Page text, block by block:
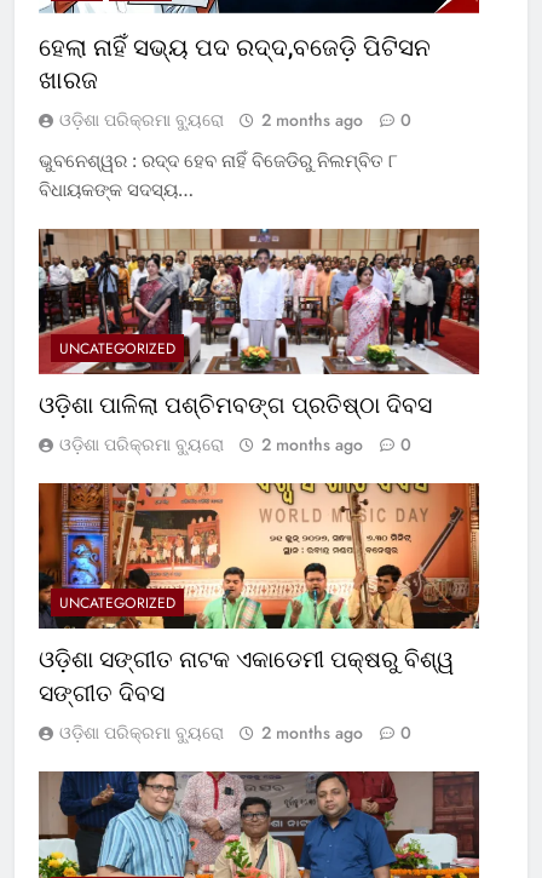
ହେଲା ନାହିଁ ସଭ୍ୟ ପଦ ରଦ୍ଦ,ବଜେଡ଼ି ପିଟିସନ
ଖାରଜ
ଓଡ଼ିଶା ପରିକ୍ରମା ବ୍ୟୁରୋ 2 months ago 0
ଭୁବନେଶ୍ୱର : ରଦ୍ଦ ହେବ ନାହିଁ ବିଜେଡିରୁ ନିଲମ୍ବିତ ୮
ବିଧାୟକଙ୍କ ସଦସ୍ୟ…
UNCATEGORIZED
ଓଡ଼ିଶା ପାଳିଲା ପଶ୍ଚିମବଙ୍ଗ ପ୍ରତିଷ୍ଠା ଦିବସ
ଓଡ଼ିଶା ପରିକ୍ରମା ବ୍ୟୁରୋ 2 months ago 0
UNCATEGORIZED
ଓଡ଼ିଶା ସଙ୍ଗୀତ ନାଟକ ଏକାଡେମୀ ପକ୍ଷରୁ ବିଶ୍ୱ
ସଙ୍ଗୀତ ଦିବସ
ଓଡ଼ିଶା ପରିକ୍ରମା ବ୍ୟୁରୋ 2 months ago 0